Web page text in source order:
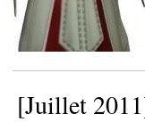
[Juillet